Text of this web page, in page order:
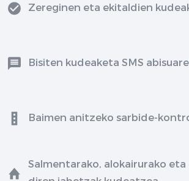
Zereginen eta ekitaldien
Bisiten kudeaketa SMS
Baimen anitzeko sarbide-
Salmentarako, alokairurako